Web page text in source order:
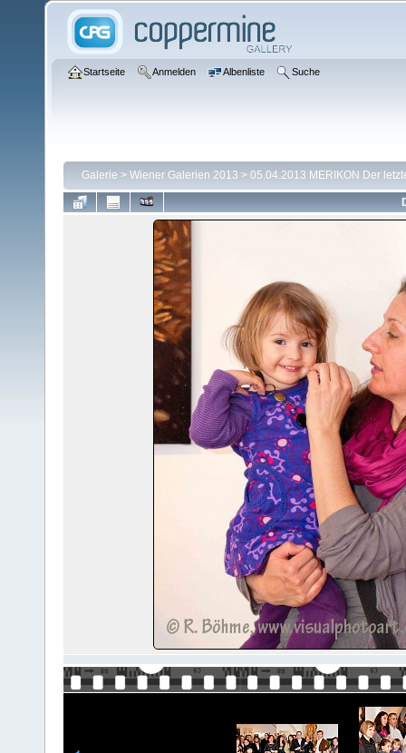
Startseite Anmelden Albenliste Suche
Galerie > Wiener Galerien 2013 > 05.04.2013 MERIKON Der